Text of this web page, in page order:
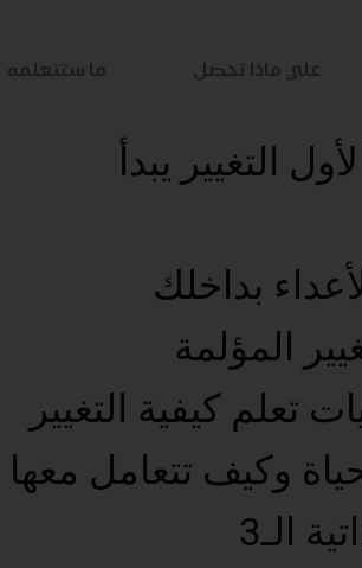
علي ماذا تحصل ما ستتعلمه
التغيير يبدأ
بداخلك
المؤلمة
تعلم كيفية التغيير
وكيف تتعامل معها
الـ3